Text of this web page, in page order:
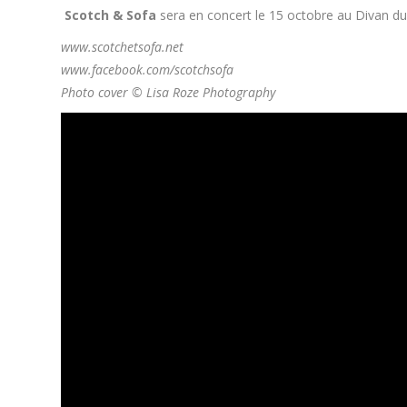
Scotch & Sofa sera en concert le 15 octobre au Divan
www.scotchetsofa.net
www.facebook.com/scotchsofa
Photo cover © Lisa Roze Photography